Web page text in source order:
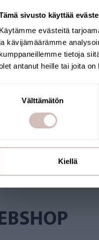
sivusto käyttää
Käytämme evästeitä
ja kävijämäärämme
kumppaneillemme tietoja
antanut heille tai joita
Välttämätön
Kiellä